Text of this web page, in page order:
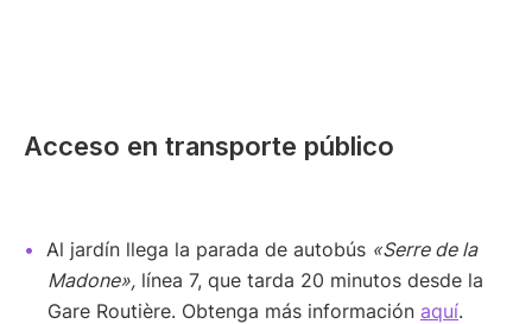
Acceso en transporte público
Al jardín llega la parada de autobús «Serre de la
Madone», línea 7, que tarda 20 minutos desde la
Gare Routière. Obtenga más información aquí.